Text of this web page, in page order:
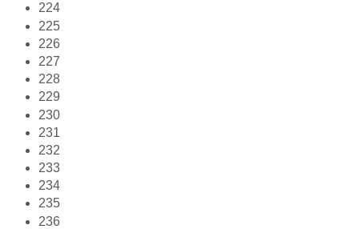
224
225
226
227
228
229
230
231
232
233
234
235
236